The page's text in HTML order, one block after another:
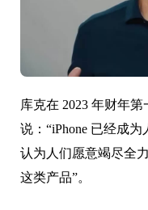
库克在 2023 年财年
说：“iPhone 已经成
认为人们愿意竭尽全
这类产品”。